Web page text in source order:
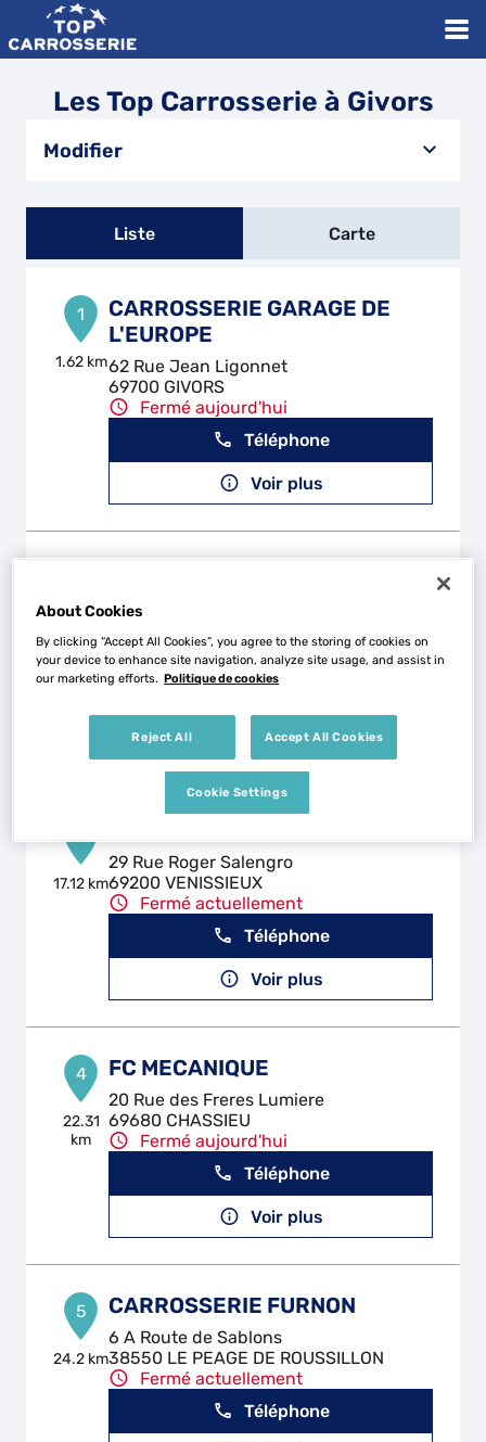
Les Top Carrosserie à Givors
Modifier
Liste Carte
1
1.62 km
CARROSSERIE GARAGE DE
L'EUROPE
62 Rue Jean Ligonnet
69700 GIVORS
Fermé aujourd'hui
Téléphone
Voir plus
km
48 RUE DES MARTYRS DE LA
RESISTANCE
42800 RIVE-DE-GIER
Fermé actuellement
Voir plus
17.12 km
29 Rue Roger Salengro
69200 VENISSIEUX
Fermé actuellement
Téléphone
Voir plus
4
22.31
km
FC MECANIQUE
20 Rue des Freres Lumiere
69680 CHASSIEU
Fermé aujourd'hui
Téléphone
Voir plus
5
24.2 km
CARROSSERIE FURNON
6 A Route de Sablons
38550 LE PEAGE DE ROUSSILLON
Fermé actuellement
Téléphone
About Cookies
By clicking “Accept All Cookies”, you agree to the storing of cookies on
your device to enhance site navigation, analyze site usage, and assist in
our marketing efforts. Politique de cookies
Reject All Accept All Cookies
Cookie Settings